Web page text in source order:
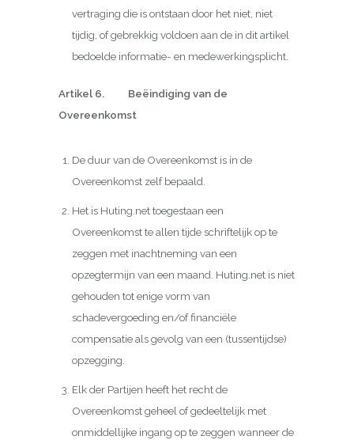
vertraging die is ontstaan door het niet, niet
tijdig, of gebrekkig voldoen aan de in dit artikel
bedoelde informatie- en medewerkingsplicht.
Artikel 6. Beëindiging van de
Overeenkomst
De duur van de Overeenkomst is in de
Overeenkomst zelf bepaald.
Het is Huting.net toegestaan een
Overeenkomst te allen tijde schriftelijk op te
zeggen met inachtneming van een
opzegtermijn van een maand. Huting.net is niet
gehouden tot enige vorm van
schadevergoeding en/of financiële
compensatie als gevolg van een (tussentijdse)
opzegging.
Elk der Partijen heeft het recht de
Overeenkomst geheel of gedeeltelijk met
onmiddellijke ingang op te zeggen wanneer de